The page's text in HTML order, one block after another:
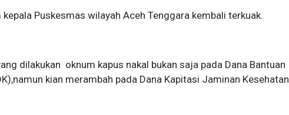
Puskesmas wilayah Aceh Tenggara kembali terkuak.
dilakukan oknum kapus nakal bukan saja pada Dana Bantuan
kian merambah pada Dana Kapitasi Jaminan Kesehatan